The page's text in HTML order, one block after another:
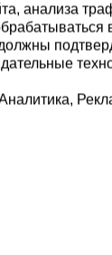
анализа